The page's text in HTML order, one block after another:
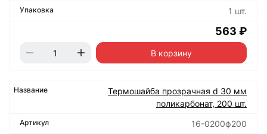
1 шт.
563 ₽
В корзину
Термошайба прозрачная d 30 мм
поликарбонат, 200 шт.
16-0200ф200